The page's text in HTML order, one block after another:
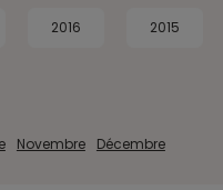
2016 2015
Novembre Décembre